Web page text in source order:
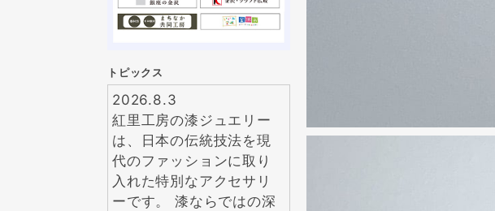
トピックス
2026.8.3
紅里工房の漆ジュエリー
は、日本の伝統技法を現
代のファッションに取り
入れた特別なアクセサリ
ーです。 漆ならではの深